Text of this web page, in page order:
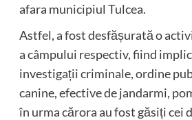
afara municipiul Tulcea.
Astfel, a fost desfășurată o
a câmpului respectiv, fiind
investigații criminale, ordine
canine, efective de jandarmi,
în urma cărora au fost găsiți cei